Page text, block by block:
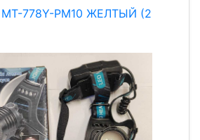
MT-778Y-PM10 ЖЕЛТЫЙ (2